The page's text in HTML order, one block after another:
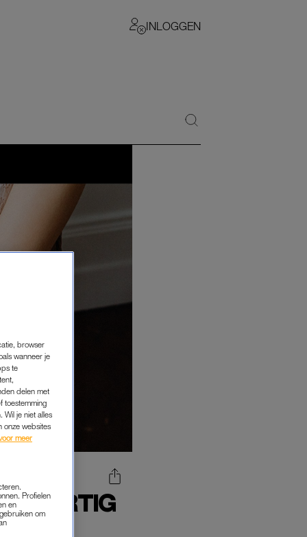
INLOGGEN
DERTIG
browser
wanneer je
te
delen met
toestemming
Wil je niet alles
onze websites
meer
Profielen
en
om